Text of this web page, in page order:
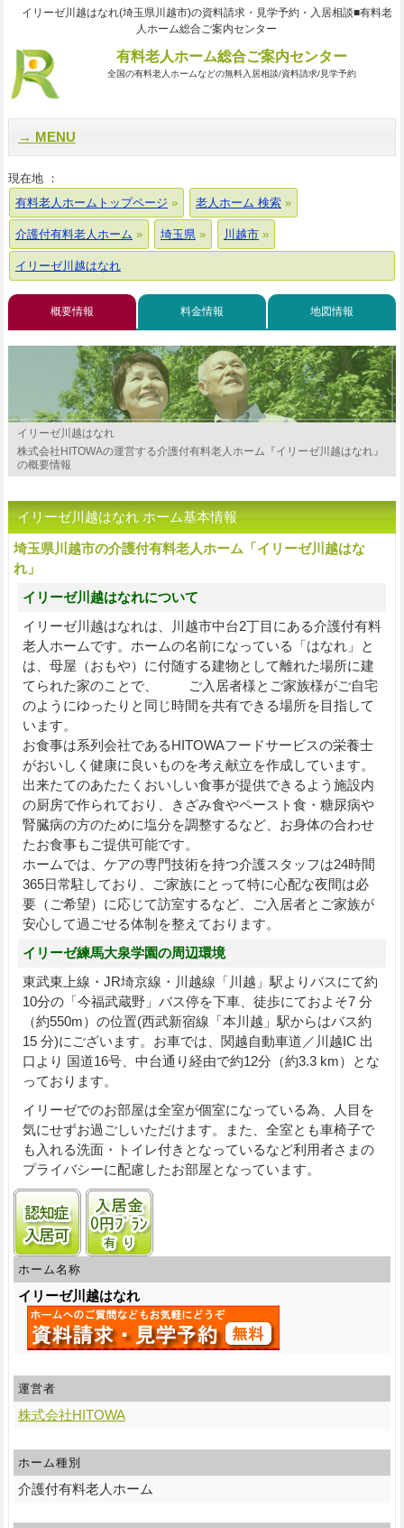
イリーゼ川越はなれ(埼玉県川越市)の資料請求・見学予約・入居相談■有料老
人ホーム総合ご案内センター
有料老人ホーム総合ご案内センター
全国の有料老人ホームなどの無料入居相談/資料請求/見学予約
MENU
現在地 ：
有料老人ホームトップページ
老人ホーム 検索
介護付有料老人ホーム 埼玉県 川越市
イリーゼ川越はなれ
概要情報 料金情報 地図情報
イリーゼ川越はなれ
株式会社HITOWAの運営する介護付有料老人ホーム『イリーゼ川越はなれ』
の概要情報
イリーゼ川越はなれ ホーム基本情報
埼玉県川越市の介護付有料老人ホーム「イリーゼ川越はな
れ」
イリーゼ川越はなれについて
イリーゼ川越はなれは、川越市中台2丁目にある介護付有料
老人ホームです。ホームの名前になっている「はなれ」と
は、母屋（おもや）に付随する建物として離れた場所に建
てられた家のことで、 ご入居者様とご家族様がご自宅
のようにゆったりと同じ時間を共有できる場所を目指して
います。
お食事は系列会社であるHITOWAフードサービスの栄養士
がおいしく健康に良いものを考え献立を作成しています。
出来たてのあたたくおいしい食事が提供できるよう施設内
の厨房で作られており、きざみ食やペースト食・糖尿病や
腎臓病の方のために塩分を調整するなど、お身体の合わせ
たお食事もご提供可能です。
ホームでは、ケアの専門技術を持つ介護スタッフは24時間
365日常駐しており、ご家族にとって特に心配な夜間は必
要（ご希望）に応じて訪室するなど、ご入居者とご家族が
安心して過ごせる体制を整えております。
イリーゼ練馬大泉学園の周辺環境
東武東上線・JR埼京線・川越線「川越」駅よりバスにて約
10分の「今福武蔵野」バス停を下車、徒歩にておよそ7 分
（約550m）の位置(西武新宿線「本川越」駅からはバス約
15 分)にございます。お車では、関越自動車道／川越IC 出
口より 国道16号、中台通り経由で約12分（約3.3 km）とな
っております。
イリーゼでのお部屋は全室が個室になっている為、人目を
気にせずお過ごしいただけます。また、全室とも車椅子で
も入れる洗面・トイレ付きとなっているなど利用者さまの
プライバシーに配慮したお部屋となっています。
認知症受け入れ可入居金0円プランあり
ホーム名称
イリーゼ川越はなれ
運営者
株式会社HITOWA
ホーム種別
介護付有料老人ホーム